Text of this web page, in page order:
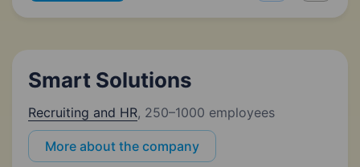
Smart Solutions
Recruiting and HR, 250–1000 employees
More about the company